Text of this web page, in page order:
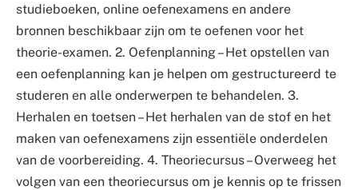
studieboeken, online oefenexamens en andere
bronnen beschikbaar zijn om te oefenen voor het
theorie-examen. 2. Oefenplanning – Het opstellen van
een oefenplanning kan je helpen om gestructureerd te
studeren en alle onderwerpen te behandelen. 3.
Herhalen en toetsen – Het herhalen van de stof en het
maken van oefenexamens zijn essentiële onderdelen
van de voorbereiding. 4. Theoriecursus – Overweeg het
volgen van een theoriecursus om je kennis op te frissen